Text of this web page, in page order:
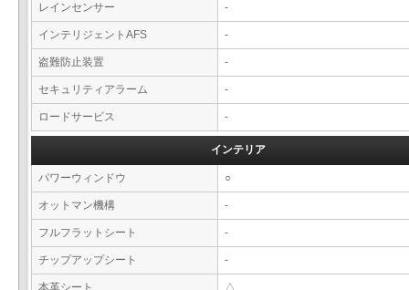
レインセンサー -
インテリジェントAFS -
盗難防止装置 -
セキュリティアラーム -
ロードサービス -
インテリア
パワーウィンドウ ○
オットマン機構 -
フルフラットシート -
チップアップシート -
本革シート △